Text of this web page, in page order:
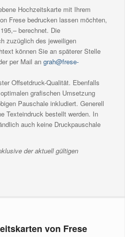
Hochzeitskarte mit Ihrem
Frese bedrucken lassen möchten,
berechnet. Die
zuzüglich des jeweiligen
können Sie an späterer Stelle
per Mail an grah@frese-
Offsetdruck-Qualität. Ebenfalls
grafischen Umsetzung
Pauschale inkludiert. Generell
Texteindruck bestellt werden. In
auch keine Druckpauschale
der aktuell gültigen
von Frese